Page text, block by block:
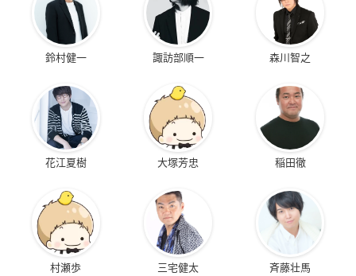
鈴村健一 諏訪部順一 森川智之
花江夏樹 大塚芳忠 稲田徹
村瀬歩 三宅健太 斉藤壮馬